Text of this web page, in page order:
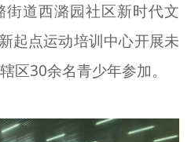
+
道西潞园社区新时代文
起点运动培训中心开展未
区30余名青少年参加。